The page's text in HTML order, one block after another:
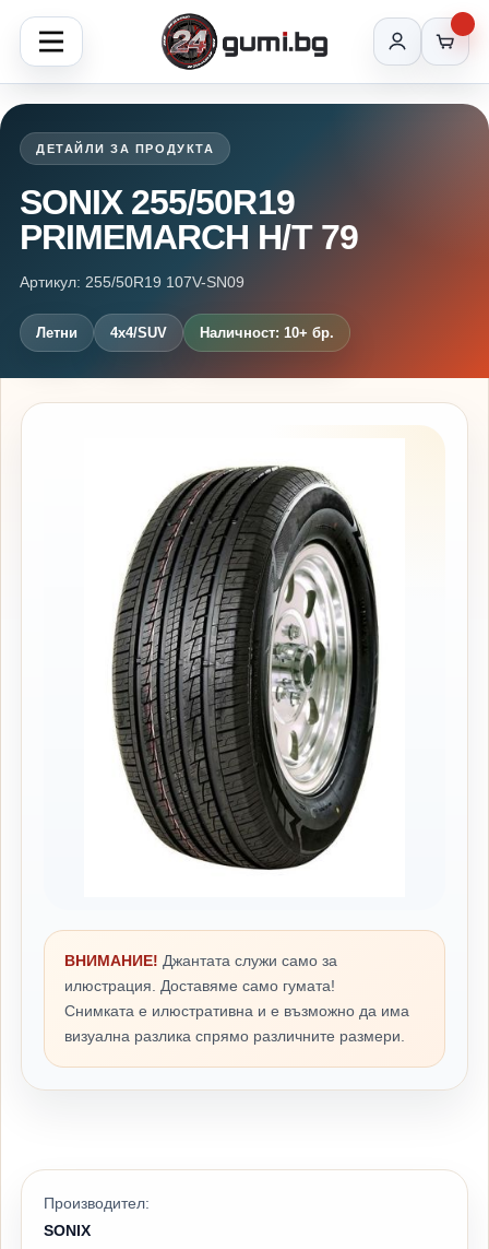
ДЕТАЙЛИ ЗА ПРОДУКТА
SONIX 255/50R19
PRIMEMARCH H/T 79
Артикул: 255/50R19 107V-SN09
Летни 4x4/SUV Наличност: 10+ бр.
ВНИМАНИЕ! Джантата служи само за
илюстрация. Доставяме само гумата!
Снимката е илюстративна и е възможно да има
визуална разлика спрямо различните размери.
Производител:
SONIX